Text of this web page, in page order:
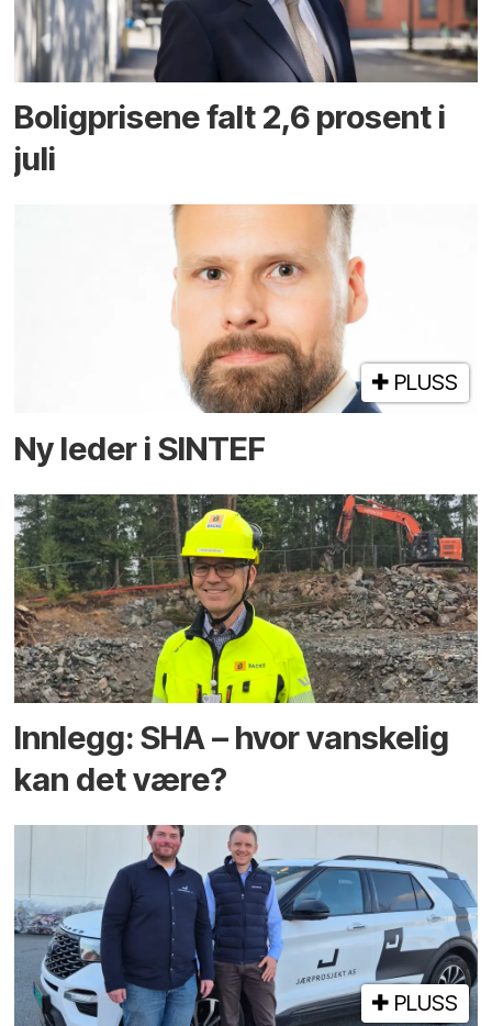
Boligprisene falt 2,6 prosent i
juli
PLUSS
Ny leder i SINTEF
Innlegg: SHA – hvor vanskelig
kan det være?
PLUSS